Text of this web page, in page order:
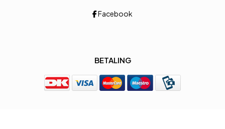
Facebook
BETALING